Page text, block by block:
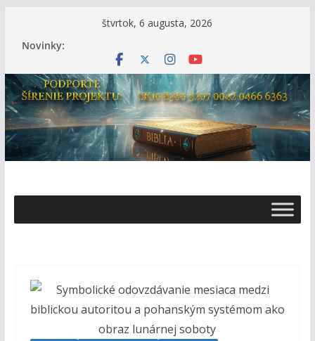
štvrtok, 6 augusta, 2026
Novinky:
s
B
o